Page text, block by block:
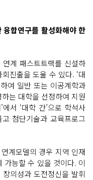
합연구를 활성화해야 한
계 패스트트랙를 신설하
진출을 도울 수 있다. ‘대
여 일반 또는 이공계학과
는 대학을 선정하여 지원
서 ‘대학 간’으로 학석사
첨단기술과 교육프로그
계모델의 경우 지역 인재
가능할 수 있을 것이다. 이
의성과 도전정신을 발휘